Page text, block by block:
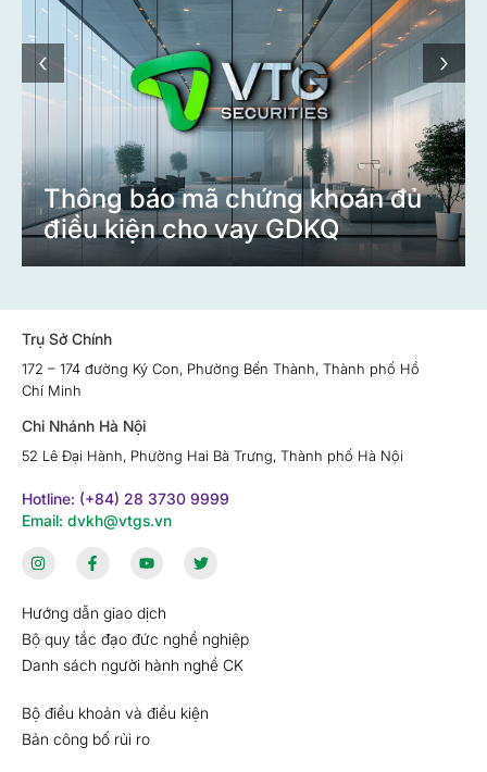
Thông báo mã chứng khoán đủ
điều kiện cho vay GDKQ
‹ ›
Trụ Sở Chính
172 – 174 đường Ký Con, Phường Bến Thành, Thành phố Hồ
Chí Minh
Chi Nhánh Hà Nội
52 Lê Đại Hành, Phường Hai Bà Trưng, Thành phố Hà Nội
Hotline: (+84) 28 3730 9999
Email: dvkh@vtgs.vn
Hướng dẫn giao dịch
Bộ quy tắc đạo đức nghề nghiệp
Danh sách người hành nghề CK
Bộ điều khoản và điều kiện
Bản công bố rủi ro